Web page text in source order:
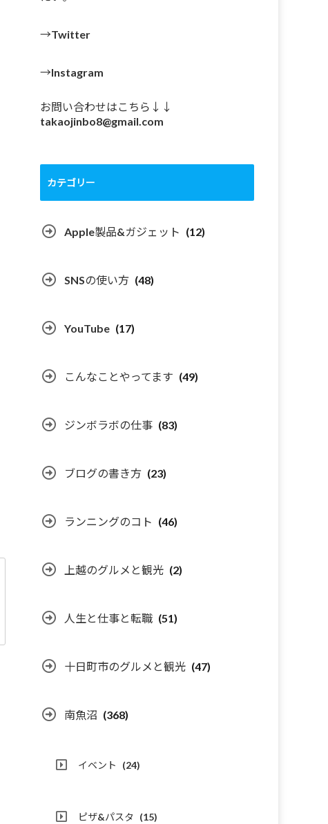
→Twitter
→Instagram
お問い合わせはこちら↓↓
takaojinbo8@gmail.com
カテゴリー
Apple製品&ガジェット (12)
SNSの使い方 (48)
YouTube (17)
こんなことやってます (49)
ジンボラボの仕事 (83)
ブログの書き方 (23)
ランニングのコト (46)
上越のグルメと観光 (2)
人生と仕事と転職 (51)
十日町市のグルメと観光 (47)
南魚沼 (368)
イベント (24)
ピザ&パスタ (15)